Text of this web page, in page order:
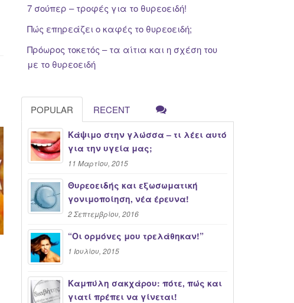
7 σούπερ – τροφές για το θυρεοειδή!
Πώς επηρεάζει ο καφές το θυρεοειδή;
Πρόωρος τοκετός – τα αίτια και η σχέση του
με το θυρεοειδή
POPULAR RECENT
Κάψιμο στην γλώσσα – τι λέει αυτό
για την υγεία μας;
11 Μαρτίου, 2015
Θυρεοειδής και εξωσωματική
γονιμοποίηση, νέα έρευνα!
2 Σεπτεμβρίου, 2016
“Oι ορμόνες μου τρελάθηκαν!”
1 Ιουλίου, 2015
Καμπύλη σακχάρου: πότε, πώς και
γιατί πρέπει να γίνεται!